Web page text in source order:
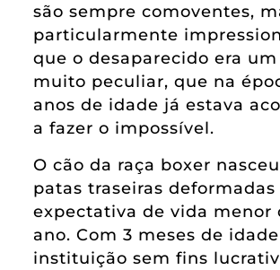
são sempre comoventes,
particularmente
que o desaparecido era
muito peculiar, que na
anos de idade já estava
a fazer o impossível.
O cão da raça boxer
patas traseiras deformadas
expectativa de vida menor
ano. Com 3 meses de
instituição sem fins